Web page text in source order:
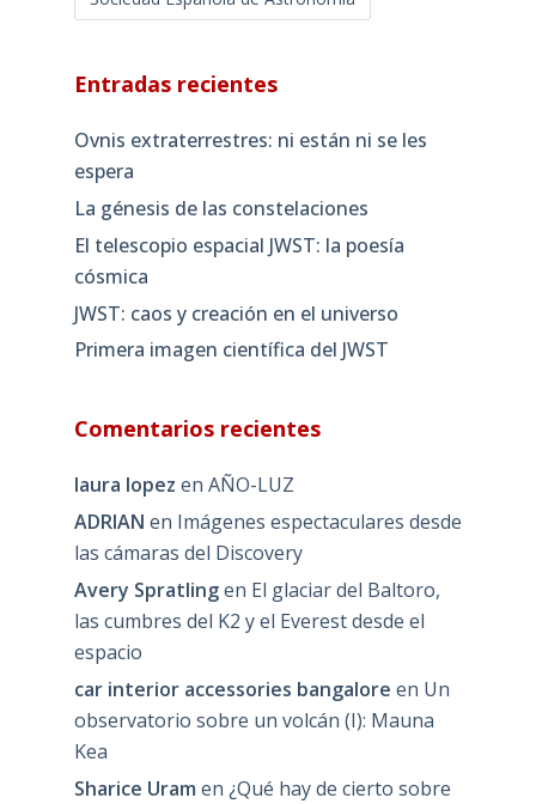
Entradas recientes
Ovnis extraterrestres: ni están ni se les
espera
La génesis de las constelaciones
El telescopio espacial JWST: la poesía
cósmica
JWST: caos y creación en el universo
Primera imagen científica del JWST
Comentarios recientes
laura lopez en AÑO-LUZ
ADRIAN en Imágenes espectaculares desde
las cámaras del Discovery
Avery Spratlingen El glaciar del Baltoro,
las cumbres del K2 y el Everest desde el
espacio
car interior accessories bangalore en Un
observatorio sobre un volcán (I): Mauna
Kea
Sharice Uram en ¿Qué hay de cierto sobre